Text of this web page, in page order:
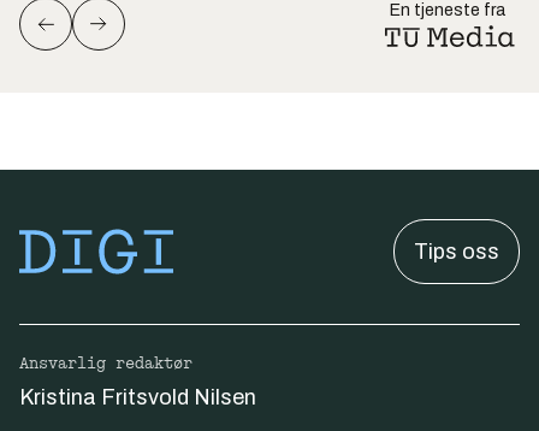
En tjeneste fra
Tips oss
Ansvarlig redaktør
Kristina Fritsvold Nilsen